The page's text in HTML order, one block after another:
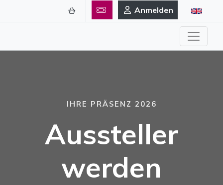
Anmelden
IHRE PRÄSENZ 2026
Aussteller
werden